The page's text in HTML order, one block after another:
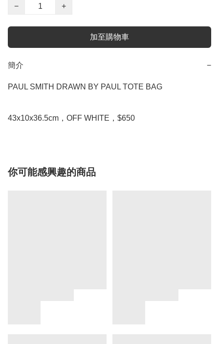
−
+
加至購物車
簡介 −
PAUL SMITH DRAWN BY PAUL TOTE BAG
43x10x36.5cm，OFF WHITE，$650
你可能感興趣的商品